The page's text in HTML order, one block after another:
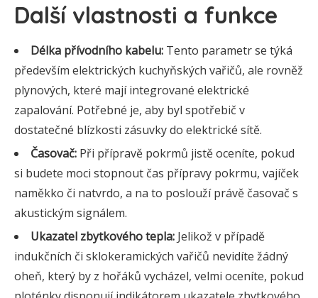
Další vlastnosti a funkce
Délka přívodního kabelu: Tento parametr se týká
především elektrických kuchyňských vařičů, ale rovněž
plynových, které mají integrované elektrické
zapalování. Potřebné je, aby byl spotřebič v
dostatečné blízkosti zásuvky do elektrické sítě.
Časovač: Při přípravě pokrmů jistě oceníte, pokud
si budete moci stopnout čas přípravy pokrmu, vajíček
naměkko či natvrdo, a na to poslouží právě časovač s
akustickým signálem.
Ukazatel zbytkového tepla: Jelikož v případě
indukčních či sklokeramických vařičů nevidíte žádný
oheň, který by z hořáků vycházel, velmi oceníte, pokud